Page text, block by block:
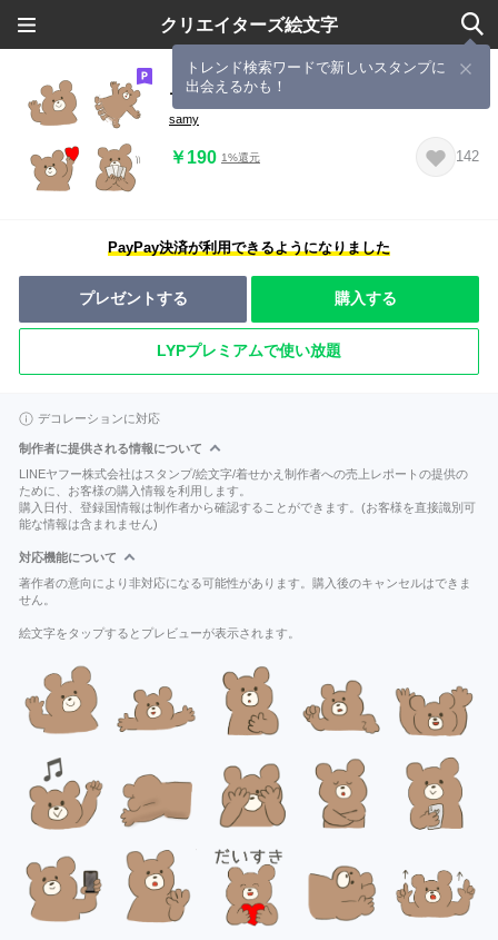
クリエイターズ絵文字
トレンド検索ワードで新しいスタンプに
出会えるかも！
テンション高め くま絵文字 1
samy
￥190 1%還元 142
PayPay決済が利用できるようになりました
プレゼントする 購入する
LYPプレミアムで使い放題
デコレーションに対応
制作者に提供される情報について
LINEヤフー株式会社はスタンプ/絵文字/着せかえ制作者への売上レポートの提供の
ために、お客様の購入情報を利用します。
購入日付、登録国情報は制作者から確認することができます。(お客様を直接識別可
能な情報は含まれません)
対応機能について
著作者の意向により非対応になる可能性があります。購入後のキャンセルはできま
せん。
絵文字をタップするとプレビューが表示されます。